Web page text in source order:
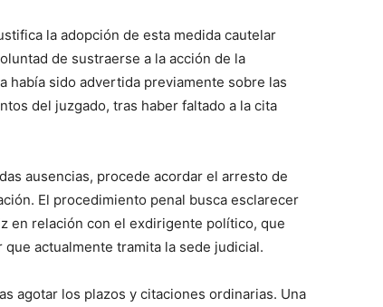
la adopción de esta medida cautelar
de sustraerse a la acción de la
había sido advertida previamente sobre las
del juzgado, tras haber faltado a la cita
ausencias, procede acordar el arresto de
El procedimiento penal busca esclarecer
en relación con el exdirigente político, que
actualmente tramita la sede judicial.
agotar los plazos y citaciones ordinarias. Una